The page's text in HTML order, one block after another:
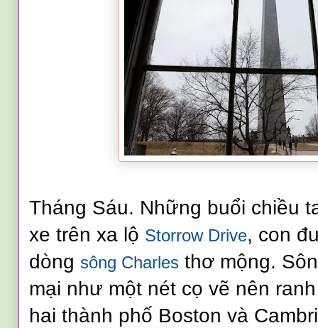
Tháng Sáu. Những buổi chiều
xe trên xa lộ Storrow Drive, con
dòng sông Charles thơ mộng.
mại như một nét cọ vẽ nên
hai thành phố Boston và